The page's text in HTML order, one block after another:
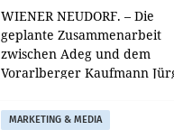
WIENER NEUDORF. – Die
geplante Zusammenarbeit
zwischen Adeg und dem
Vorarlberger Kaufmann
freigegeben: Die
Bundeswettbewerbsbehörde
MARKETING & MEDIA